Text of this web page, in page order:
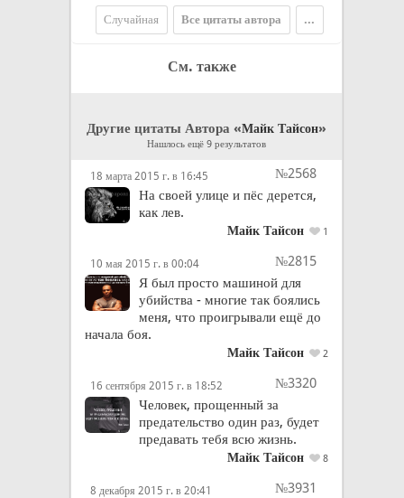
Случайная Все цитаты автора ...
См. также
Другие цитаты Автора «Майк Тайсон»
Нашлось ещё 9 результатов
18 марта 2015 г. в 16:45
№2568
На своей улице и пёс дерется,
как лев.
Майк Тайсон 1
10 мая 2015 г. в 00:04
№2815
Я был просто машиной для
убийства - многие так боялись
меня, что проигрывали ещё до
начала боя.
Майк Тайсон 2
16 сентября 2015 г. в 18:52
№3320
Человек, прощенный за
предательство один раз, будет
предавать тебя всю жизнь.
Майк Тайсон 8
8 декабря 2015 г. в 20:41
№3931